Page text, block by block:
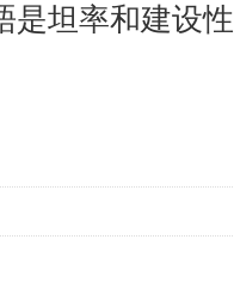
是坦率和建设